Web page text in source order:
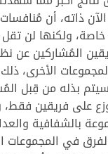
ذاته، أن
ولكنها لن
المُشاركين عن
الأخرى،
سيتم بذله من قِبل
على فريقين
بالشفافية
في المجموعات